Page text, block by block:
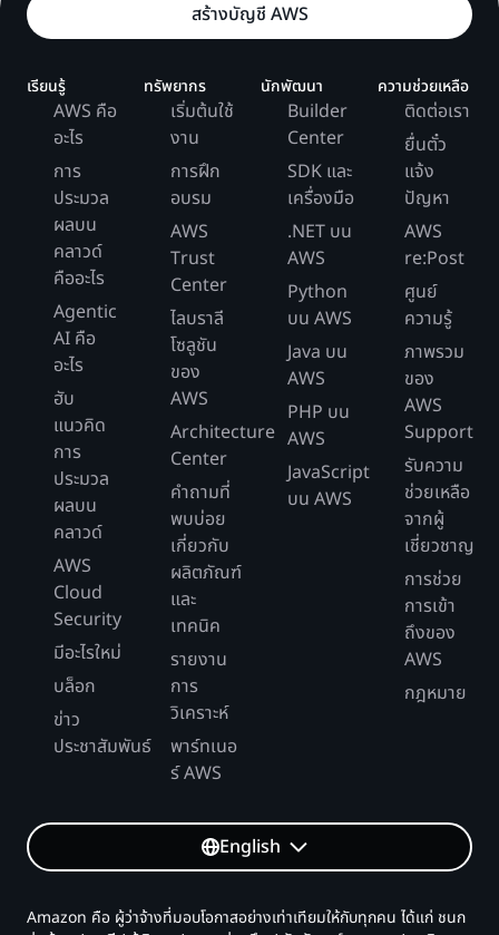
สร้างบัญชี AWS
เรียนรู้
AWS คือ
อะไร
การ
ประมวล
ผลบน
คลาวด์
คืออะไร
Agentic
AI คือ
อะไร
ฮับ
แนวคิด
การ
ประมวล
ผลบน
คลาวด์
AWS
Cloud
Security
มีอะไรใหม่
บล็อก
ข่าว
ประชาสัมพันธ์
ทรัพยากร
เริ่มต้นใช้
งาน
การฝึก
อบรม
AWS
Trust
Center
ไลบราลี
โซลูชัน
ของ
AWS
Architecture
Center
คำถามที่
พบบ่อย
เกี่ยวกับ
ผลิตภัณฑ์
และ
เทคนิค
รายงาน
การ
วิเคราะห์
พาร์ทเนอ
ร์ AWS
นักพัฒนา
Builder
Center
SDK และ
เครื่องมือ
.NET บน
AWS
Python
บน AWS
Java บน
AWS
PHP บน
AWS
JavaScript
บน AWS
ความช่วยเหลือ
ติดต่อเรา
ยื่นตั๋ว
แจ้ง
ปัญหา
AWS
re:Post
ศูนย์
ความรู้
ภาพรวม
ของ
AWS
Support
รับความ
ช่วยเหลือ
จากผู้
เชี่ยวชาญ
การช่วย
การเข้า
ถึงของ
AWS
กฎหมาย
English
Amazon คือ ผู้ว่าจ้างที่มอบโอกาสอย่างเท่าเทียมให้กับทุกคน ได้แก่ ชนก